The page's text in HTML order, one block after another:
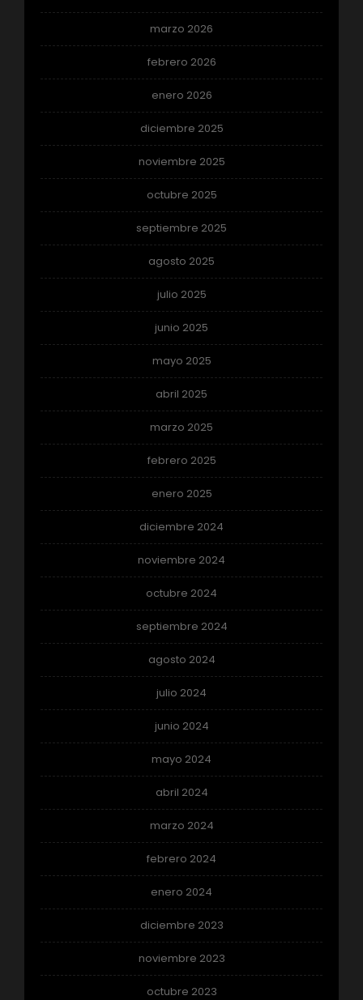
marzo 2026
febrero 2026
enero 2026
diciembre 2025
noviembre 2025
octubre 2025
septiembre 2025
agosto 2025
julio 2025
junio 2025
mayo 2025
abril 2025
marzo 2025
febrero 2025
enero 2025
diciembre 2024
noviembre 2024
octubre 2024
septiembre 2024
agosto 2024
julio 2024
junio 2024
mayo 2024
abril 2024
marzo 2024
febrero 2024
enero 2024
diciembre 2023
noviembre 2023
octubre 2023